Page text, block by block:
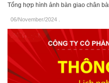
Tổng hợp hình ảnh bàn giao chân
06/November/2024